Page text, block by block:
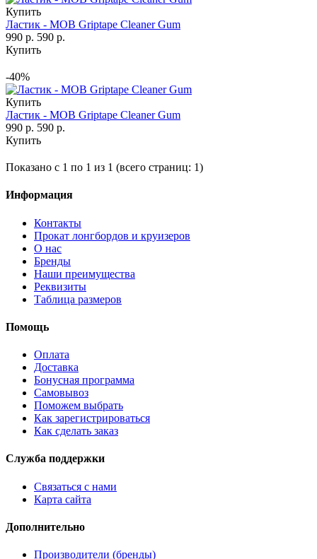
Купить
Ластик - MOB Griptape Cleaner Gum
990 р. 590 р.
Купить
-40%
Купить
Ластик - MOB Griptape Cleaner Gum
990 р. 590 р.
Купить
Показано с 1 по 1 из 1 (всего страниц: 1)
Информация
Контакты
Прокат лонгбордов и круизеров
О нас
Бренды
Наши преимущества
Реквизиты
Таблица размеров
Помощь
Оплата
Доставка
Бонусная программа
Самовывоз
Поможем выбрать
Как зарегистрироваться
Как сделать заказ
Служба поддержки
Связаться с нами
Карта сайта
Дополнительно
Производители (бренды)